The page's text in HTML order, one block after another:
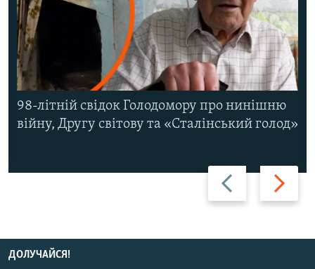
Назад Вперед
98-літній свідок Голодомору про нинішню
війну, Другу світову та «Сталінський голод»
ДОЛУЧАЙСЯ!